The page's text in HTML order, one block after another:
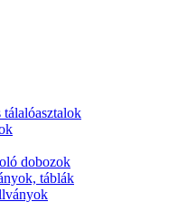
dobozok
táblák